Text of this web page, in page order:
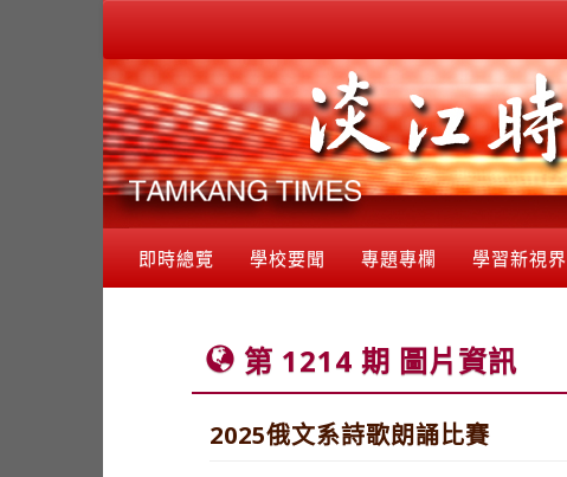
即時總覽 學校要聞 專題專欄 學習新視界
第 1214 期 圖片資訊
2025俄文系詩歌朗誦比賽